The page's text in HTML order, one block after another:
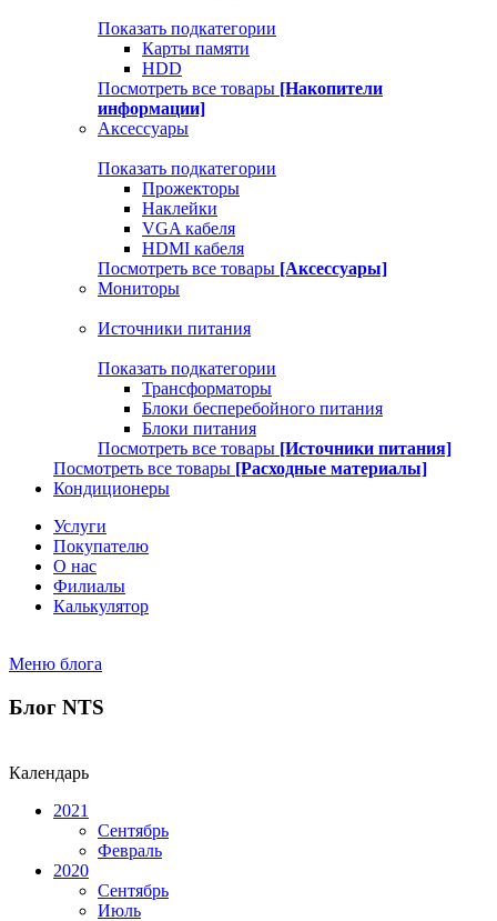
Показать подкатегории
Карты памяти
HDD
Посмотреть все товары [Накопители
информации]
Аксессуары
Показать подкатегории
Прожекторы
Наклейки
VGA кабеля
HDMI кабеля
Посмотреть все товары [Аксессуары]
Мониторы
Источники питания
Показать подкатегории
Трансформаторы
Блоки бесперебойного питания
Блоки питания
Посмотреть все товары [Источники питания]
Посмотреть все товары [Расходные материалы]
Кондиционеры
Услуги
Покупателю
О нас
Филиалы
Калькулятор
Меню блога
Блог NTS
Календарь
2021
Сентябрь
Февраль
2020
Сентябрь
Июль